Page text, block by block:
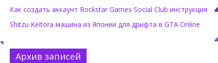
Как создать аккаунт Rockstar Games Social Club инструкция
Shitzu Keitora машина из Японии для дрифта в GTA Online
Архив записей